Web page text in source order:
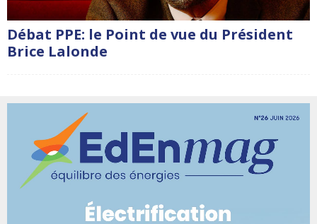
Débat PPE: le Point de vue du Président
Brice Lalonde